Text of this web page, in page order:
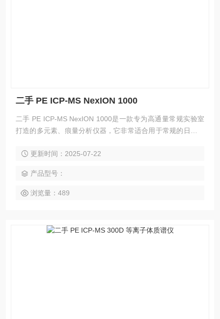
二手 PE ICP-MS NexION 1000
二手 PE ICP-MS NexION 1000是一款专为高通量常规实验室
打造的多元素、痕量分析仪器，它非常适合用于常规的日常分
能符合您的预期。一系列技术使之具分析速度快、操作简便等
更新时间：2025-07-22
产品型号：
浏览量：489